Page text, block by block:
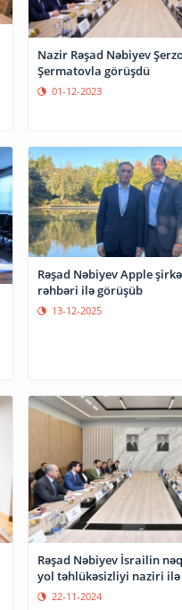
Nazir Rəşad Nəbiyev
Şermatovla görüşdü
01-12-2023
Rəşad Nəbiyev Apple
rəhbəri ilə görüşüb
13-12-2025
Rəşad Nəbiyev İsrailin
yol təhlükəsizliyi naziri
22-11-2024